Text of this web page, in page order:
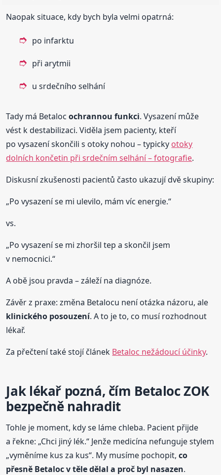
Naopak situace, kdy bych byla velmi opatrná:
po infarktu
při arytmii
u srdečního selhání
Tady má Betalocochrannou funkci. Vysazení může
vést k destabilizaci. Viděla jsem pacienty, kteří
po vysazení skončili s otoky nohou – typicky otoky
dolních končetin při srdečním selhání – fotografie.
Diskusní zkušenosti pacientů často ukazují dvě skupiny:
„Po vysazení se mi ulevilo, mám víc energie.“
vs.
„Po vysazení se mi zhoršil tep a skončil jsem
v nemocnici.“
A obě jsou pravda – záleží na diagnóze.
Závěr z praxe: změna Betalocu není otázka názoru, ale
klinického posouzení. A to je to, co musí rozhodnout
lékař.
Za přečtení také stojí článek Betaloc nežádoucí účinky.
Jak lékař pozná, čím Betaloc ZOK
bezpečně nahradit
Tohle je moment, kdy se láme chleba. Pacient přijde
a řekne: „Chci jiný lék.“ Jenže medicína nefunguje stylem
„vyměníme kus za kus“. My musíme pochopit,co
přesně Betaloc v těle dělal a proč byl nasazen.